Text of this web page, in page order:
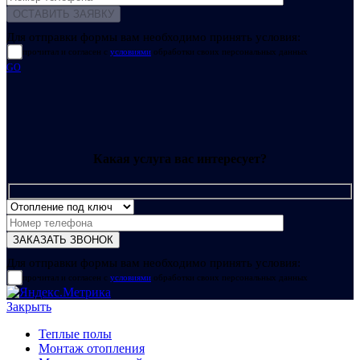
Для отправки формы вам необходимо принять условия:
прочитал и согласен с условиями обработки своих персональных данных
GO
Какая услуга вас интересует?
Для отправки формы вам необходимо принять условия:
прочитал и согласен с условиями обработки своих персональных данных
Закрыть
Теплые полы
Монтаж отопления